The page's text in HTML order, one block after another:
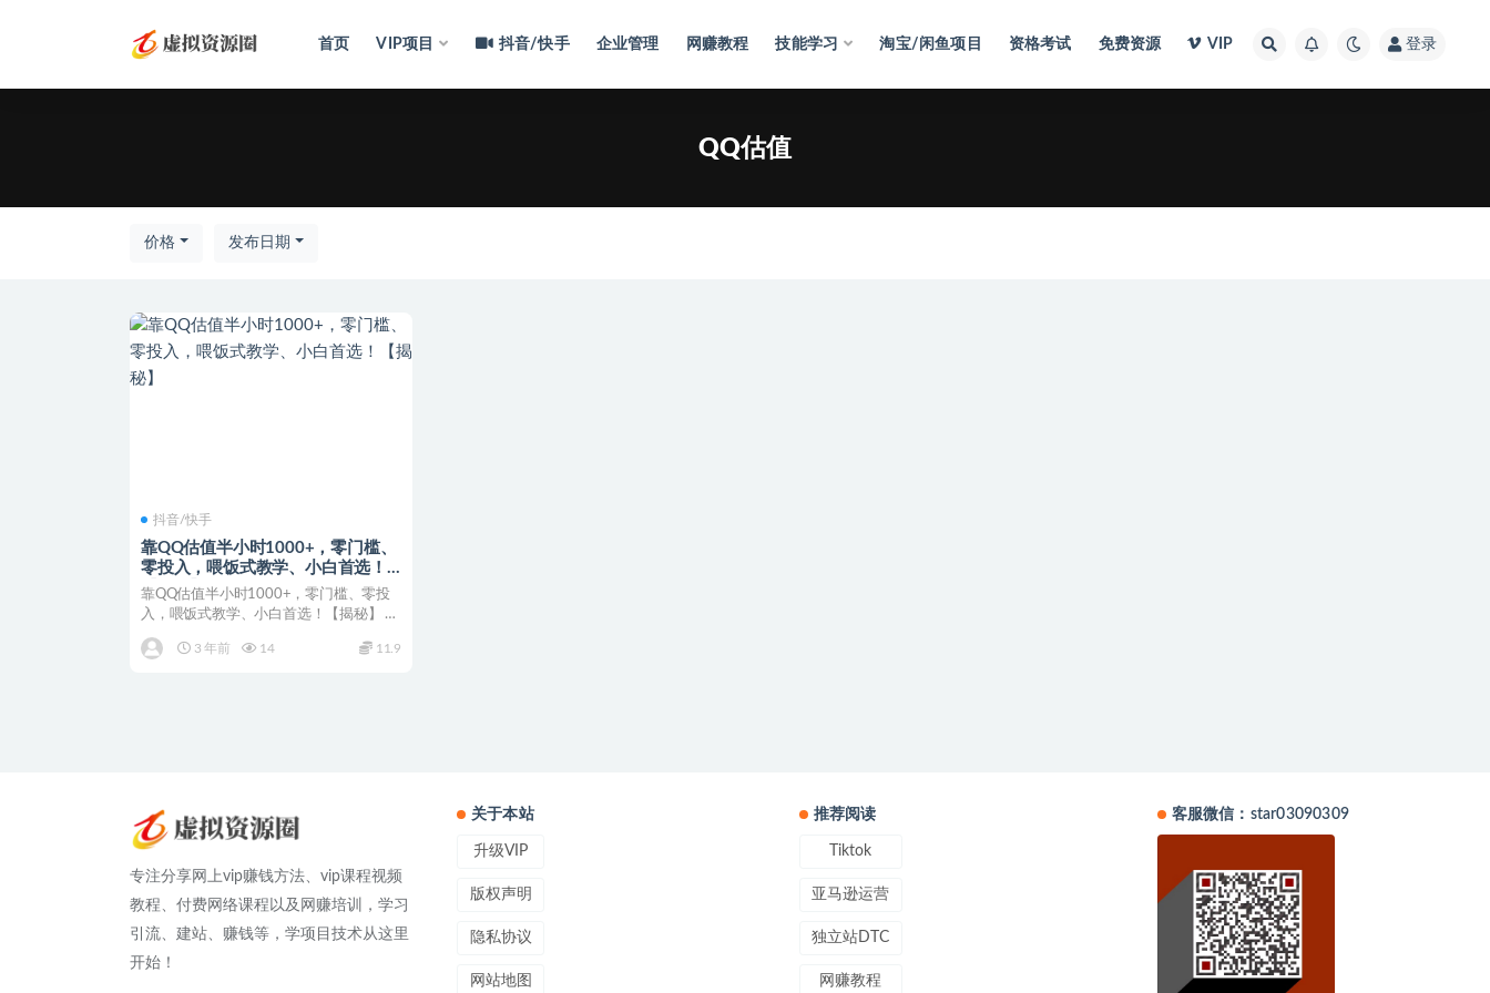
首页 VIP项目 抖音/快手 企业管理 网赚教程 技能学习 淘宝/闲鱼项目 资格考试 免费资源 VIP 登录
QQ估值
价格 发布日期
抖音/快手
靠QQ估值半小时1000+，零门槛、
零投入，喂饭式教学、小白首选！
【揭秘】
靠QQ估值半小时1000+，零门槛、零投
入，喂饭式教学、小白首选！【揭秘】 大
3 年前
14 11.9
专注分享网上vip赚钱方法、vip课程视频
教程、付费网络课程以及网赚培训，学习
引流、建站、赚钱等，学项目技术从这里
开始！
关于本站
升级VIP
版权声明
隐私协议
网站地图
推荐阅读
Tiktok
亚马逊运营
独立站DTC
网赚教程
客服微信：star03090309